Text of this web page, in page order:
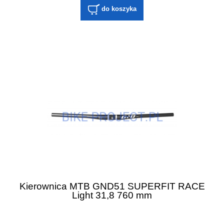
do koszyka
Kierownica MTB GND51 SUPERFIT RACE
Light 31,8 760 mm